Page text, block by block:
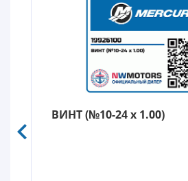
ВИНТ (№10-24 x 1.00)